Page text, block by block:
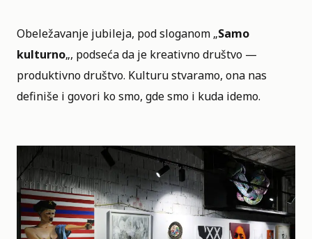
Obeležavanje jubileja, pod sloganom „Samo
kulturno„, podseća da je kreativno društvo —
produktivno društvo. Kulturu stvaramo, ona nas
definiše i govori ko smo, gde smo i kuda idemo.